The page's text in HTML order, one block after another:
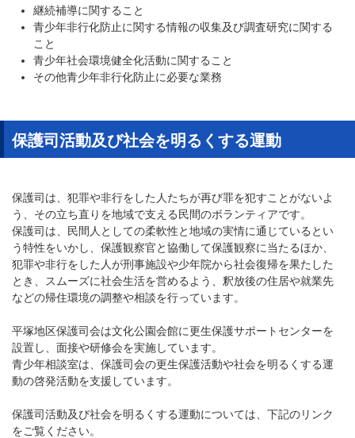
継続補導に関すること
青少年非行化防止に関する情報の収集及び調査研究に関する
こと
青少年社会環境健全化活動に関すること
その他青少年非行化防止に必要な業務
保護司活動及び社会を明るくする運動
保護司は、犯罪や非行をした人たちが再び罪を犯すことがないよ
う、その立ち直りを地域で支える民間のボランティアです。
保護司は、民間人としての柔軟性と地域の実情に通じているとい
う特性をいかし、保護観察官と協働して保護観察に当たるほか、
犯罪や非行をした人が刑事施設や少年院から社会復帰を果たした
とき、スムーズに社会生活を営めるよう、釈放後の住居や就業先
などの帰住環境の調整や相談を行っています。
平塚地区保護司会は文化公園会館に更生保護サポートセンターを
設置し、面接や研修会を実施しています。
青少年相談室は、保護司会の更生保護活動や社会を明るくする運
動の啓発活動を支援しています。
保護司活動及び社会を明るくする運動については、下記のリンク
をご覧ください。